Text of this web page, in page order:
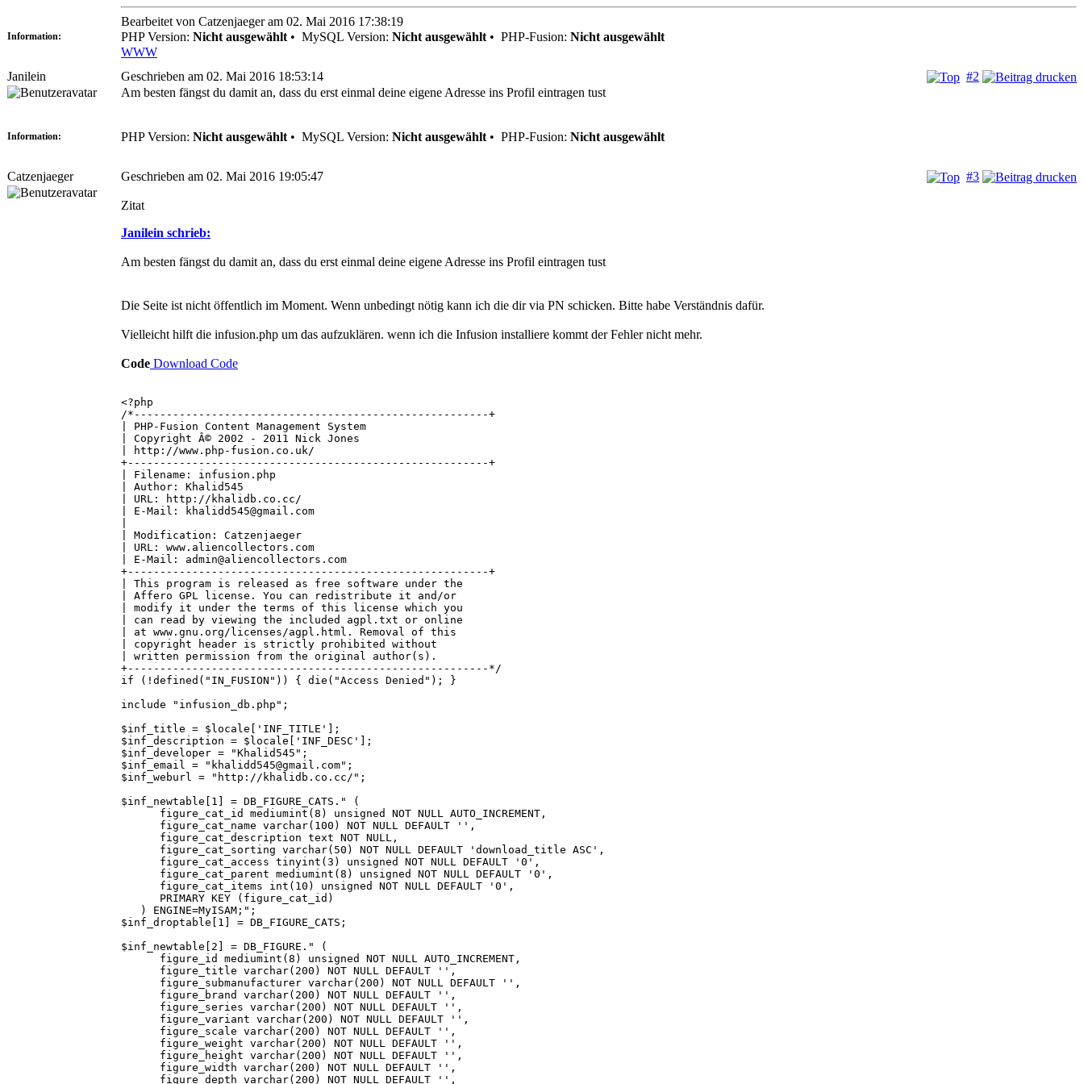
Bearbeitet von Catzenjaeger am 02. Mai 2016 17:38:19
Information: PHP Version: Nicht ausgewählt • MySQL Version: Nicht ausgewählt • PHP-Fusion: Nicht ausgewählt
WWW
Janilein
#2
Geschrieben am 02. Mai 2016 18:53:14
Am besten fängst du damit an, dass du erst einmal deine eigene Adresse ins Profil eintragen tust
Information: PHP Version: Nicht ausgewählt • MySQL Version: Nicht ausgewählt • PHP-Fusion: Nicht ausgewählt
Catzenjaeger #3
Geschrieben am 02. Mai 2016 19:05:47
Zitat
Janilein schrieb:
Am besten fängst du damit an, dass du erst einmal deine eigene Adresse ins Profil eintragen tust
Die Seite ist nicht öffentlich im Moment. Wenn unbedingt nötig kann ich die dir via PN schicken. Bitte habe Verständnis dafür.
Vielleicht hilft die infusion.php um das aufzuklären. wenn ich die Infusion installiere kommt der Fehler nicht mehr.
Code Download Code
<?php
/*-------------------------------------------------------+
| PHP-Fusion Content Management System
| Copyright Â© 2002 - 2011 Nick Jones
| http://www.php-fusion.co.uk/
+--------------------------------------------------------+
| Filename: infusion.php
| Author: Khalid545
| URL: http://khalidb.co.cc/
| E-Mail: khalidd545@gmail.com
| Modification: Catzenjaeger
| URL: www.aliencollectors.com
| E-Mail: admin@aliencollectors.com
+--------------------------------------------------------+
| This program is released as free software under the
| Affero GPL license. You can redistribute it and/or
| modify it under the terms of this license which you
| can read by viewing the included agpl.txt or online
| at www.gnu.org/licenses/agpl.html. Removal of this
| copyright header is strictly prohibited without
| written permission from the original author(s).
+--------------------------------------------------------*/
if (!defined("IN_FUSION")) { die("Access Denied"); }
include "infusion_db.php";
$inf_title = $locale['INF_TITLE'];
$inf_description = $locale['INF_DESC'];
$inf_developer = "Khalid545";
$inf_email = "khalidd545@gmail.com";
$inf_weburl = "http://khalidb.co.cc/";
$inf_newtable[1] = DB_FIGURE_CATS." (
figure_cat_id mediumint(8) unsigned NOT NULL AUTO_INCREMENT,
figure_cat_name varchar(100) NOT NULL DEFAULT '',
figure_cat_description text NOT NULL,
figure_cat_sorting varchar(50) NOT NULL DEFAULT 'download_title ASC',
figure_cat_access tinyint(3) unsigned NOT NULL DEFAULT '0',
figure_cat_parent mediumint(8) unsigned NOT NULL DEFAULT '0',
figure_cat_items int(10) unsigned NOT NULL DEFAULT '0',
PRIMARY KEY (figure_cat_id)
) ENGINE=MyISAM;";
$inf_droptable[1] = DB_FIGURE_CATS;
$inf_newtable[2] = DB_FIGURE." (
figure_id mediumint(8) unsigned NOT NULL AUTO_INCREMENT,
figure_title varchar(200) NOT NULL DEFAULT '',
figure_submanufacturer varchar(200) NOT NULL DEFAULT '',
figure_brand varchar(200) NOT NULL DEFAULT '',
figure_series varchar(200) NOT NULL DEFAULT '',
figure_variant varchar(200) NOT NULL DEFAULT '',
figure_scale varchar(200) NOT NULL DEFAULT '',
figure_weight varchar(200) NOT NULL DEFAULT '',
figure_height varchar(200) NOT NULL DEFAULT '',
figure_width varchar(200) NOT NULL DEFAULT '',
figure_depth varchar(200) NOT NULL DEFAULT '',